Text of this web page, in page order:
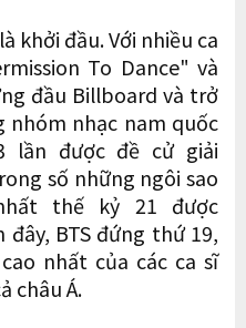
khởi đầu. Với nhiều ca
To Dance" và
đầu Billboard và trở
nhạc nam quốc
lần được đề cử giải
số những ngôi sao
thế kỷ 21 được
BTS đứng thứ 19,
nhất của các ca sĩ
châu Á.